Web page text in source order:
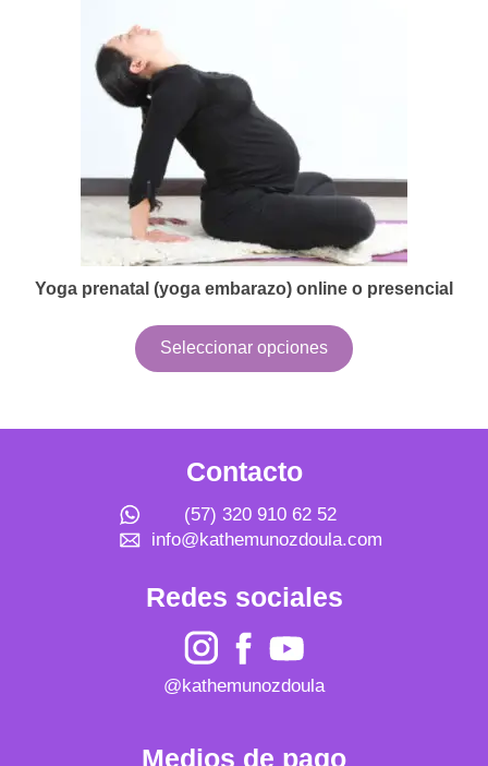
Yoga prenatal (yoga embarazo) online o presencial
Seleccionar opciones
Contacto
(57) 320 910 62 52
info@kathemunozdoula.com
Redes sociales
@kathemunozdoula
Medios de pago